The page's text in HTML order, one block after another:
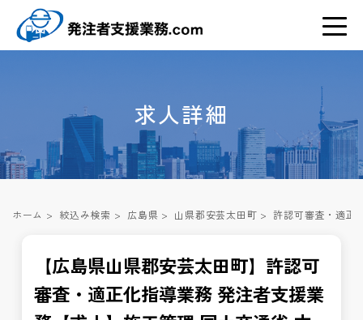
求人詳細
ホーム > 絞込み検索 > 広島県 > 山県郡安芸太田町 > 許認可審査・適正
【広島県山県郡安芸太田町】許認可
審査・適正化指導業務 発注者支援業